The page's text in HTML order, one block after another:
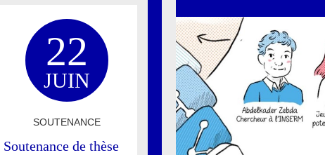
22
JUIN
SOUTENANCE
Soutenance de thèse
Précédent
StopSuivant